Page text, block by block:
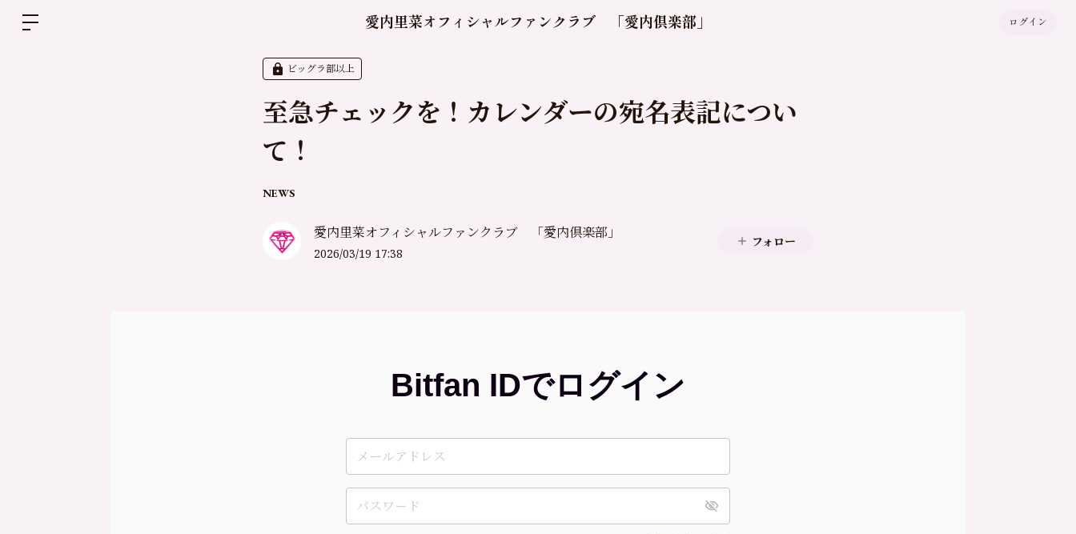
愛内里菜オフィシャルファンクラブ 「愛内倶楽部」 ログイン
ビッグラ部以上
至急チェックを！カレンダーの宛名表記につい
て！
NEWS
愛内里菜オフィシャルファンクラブ 「愛内倶楽部」
2026/03/19 17:38
フォロー
Bitfan IDでログイン